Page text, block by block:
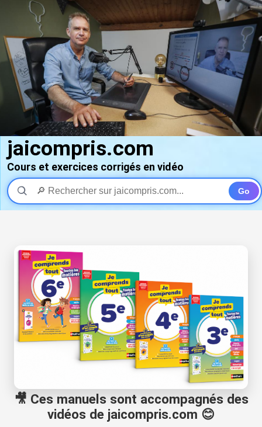
jaicompris.com
Cours et exercices corrigés en vidéo
Go
🎥 Ces manuels sont accompagnés des
vidéos de jaicompris.com 😊